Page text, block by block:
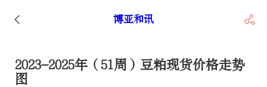
博亚和讯
2023-2025年（51周）豆粕现货价格走势
图